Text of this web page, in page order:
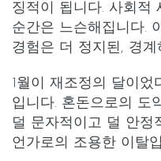
징적이 됩니다. 사회적
순간은 느슨해집니다.
경험은 더 정지된, 경
1월이 재조정의 달이었
입니다. 혼돈으로의 도
덜 문자적이고 덜 안정
언가로의 조용한 이탈